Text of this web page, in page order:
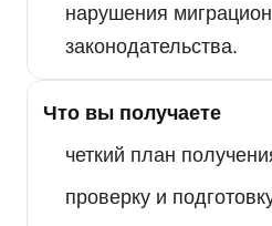
нарушения
законодательства.
Что вы получаете
четкий план
проверку и